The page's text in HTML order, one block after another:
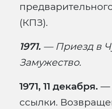
(КПЗ).
1971. — Приезд в
Замужество.
1971, 11 декабря. —
ссылки.